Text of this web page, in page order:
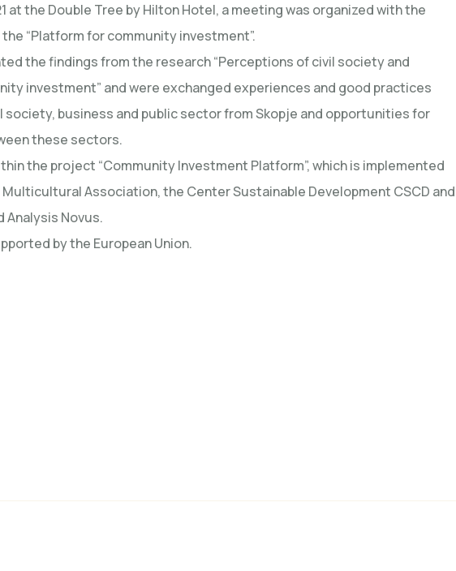
at the Double Tree by Hilton Hotel, a meeting was organized with the
“Platform for community investment”.
the findings from the research “Perceptions of civil society and
investment” and were exchanged experiences and good practices
business and public sector from Skopje and opportunities for
these sectors.
the project “Community Investment Platform”, which is implemented
Association, the Center Sustainable Development CSCD and
Analysis Novus.
by the European Union.